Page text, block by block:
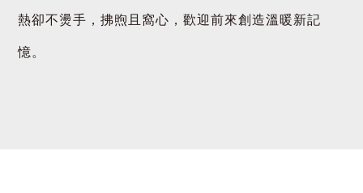
熱卻不燙手，拂煦且窩心，歡迎前來創造溫暖新記
憶。